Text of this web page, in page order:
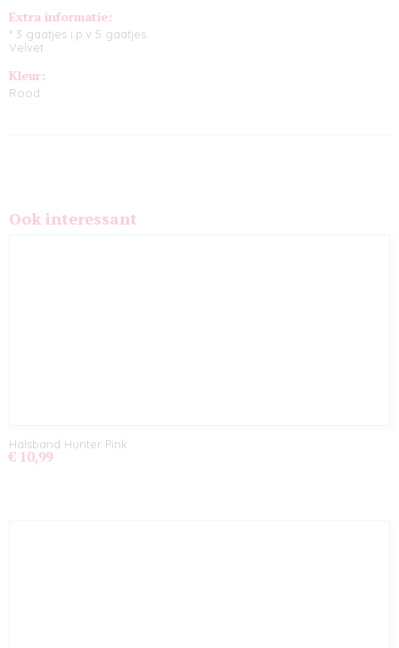
Extra informatie:
* 3 gaatjes i.p.v 5 gaatjes.
Velvet
Kleur:
Rood
Ook interessant
Halsband Hunter Pink
€ 10,99